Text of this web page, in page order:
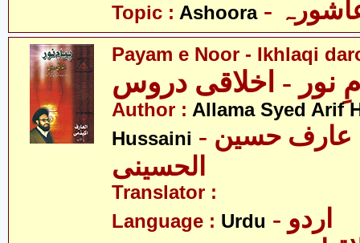
Topic : Ashoora
Payam e Noor - Ikhlaqi
نور - اخلاقی دروس
Author : Allama Syed Arif
Hussaini - علامہ سید عارف حسین
الحسینی
Translator :
Language : Urdu - اردو